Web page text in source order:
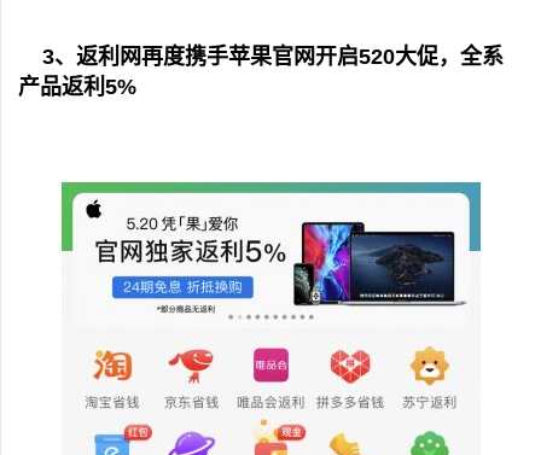
3、返利网再度携手苹果官网开启520大促，全系
产品返利5%